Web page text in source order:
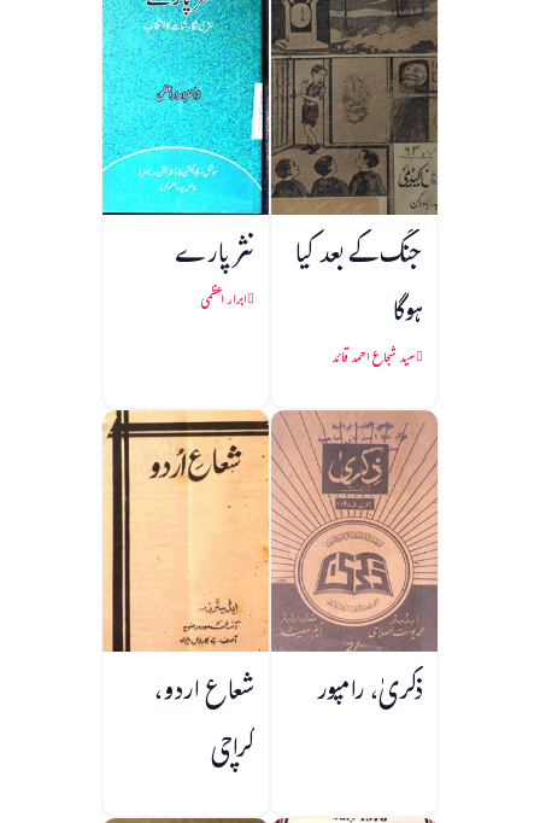
جنگ کے بعد کیا
ہوگا
سید شجاع احمد قائد
نثر پارے
ابرار اعظمی
ذکریٰ، رامپور شعاع اردو،
کراچی